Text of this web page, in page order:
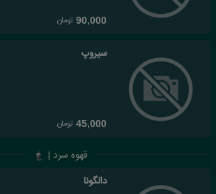
90,000 تومان
سیروپ
45,000 تومان
قهوه سرد |
دالگونا